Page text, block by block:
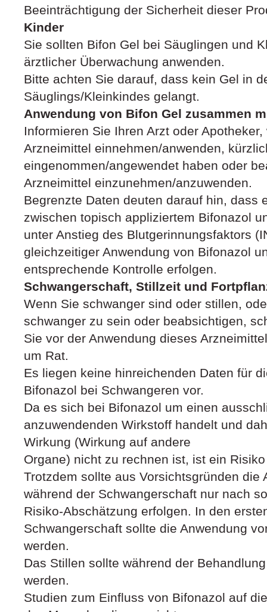
Beeinträchtigung der Sicherheit dieser
Kinder
Sie sollten Bifon Gel bei Säuglingen und
ärztlicher Überwachung anwenden.
Bitte achten Sie darauf, dass kein Gel in
Säuglings/Kleinkindes gelangt.
Anwendung von Bifon Gel zusammen
Informieren Sie Ihren Arzt oder
Arzneimittel einnehmen/anwenden,
eingenommen/angewendet haben oder
Arzneimittel einzunehmen/anzuwenden.
Begrenzte Daten deuten darauf hin, dass
zwischen topisch appliziertem Bifonazol
unter Anstieg des Blutgerinnungsfaktors
gleichzeitiger Anwendung von Bifonazol
entsprechende Kontrolle erfolgen.
Schwangerschaft, Stillzeit und
Wenn Sie schwanger sind oder stillen,
schwanger zu sein oder beabsichtigen,
Sie vor der Anwendung dieses
um Rat.
Es liegen keine hinreichenden Daten für
Bifonazol bei Schwangeren vor.
Da es sich bei Bifonazol um einen
anzuwendenden Wirkstoff handelt und
Wirkung (Wirkung auf andere
Organe) nicht zu rechnen ist, ist ein
Trotzdem sollte aus Vorsichtsgründen die
während der Schwangerschaft nur nach
Risiko-Abschätzung erfolgen. In den
Schwangerschaft sollte die Anwendung
werden.
Das Stillen sollte während der
werden.
Studien zum Einfluss von Bifonazol auf